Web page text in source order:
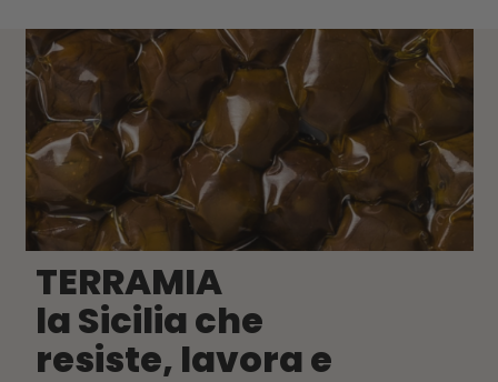
TERRAMIA
la Sicilia che
resiste, lavora e